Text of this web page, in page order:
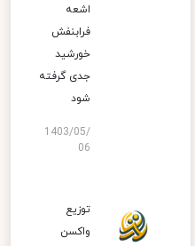
اشعه
فرابنفش
خورشید
جدی گرفته
شود
1403/05/
06
توزیع
واکسن